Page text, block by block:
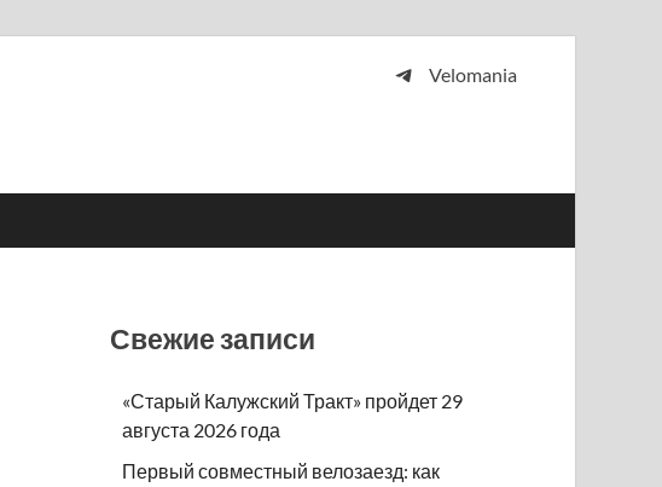
Velomania
Свежие записи
«Старый Калужский Тракт» пройдет 29
августа 2026 года
Первый совместный велозаезд: как